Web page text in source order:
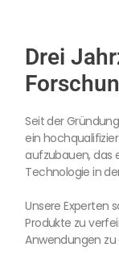
Drei
Seit der
ein
aufzubauen, das
Technologie in
Unsere Experten
Produkte zu
Anwendungen zu